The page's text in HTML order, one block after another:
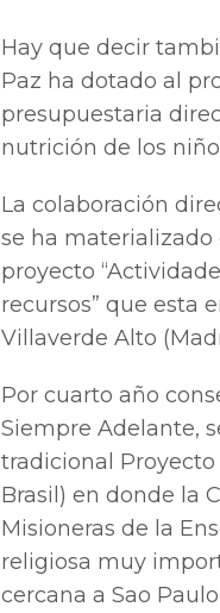
Hay que decir
Paz ha dotado al
presupuestaria
nutrición de los
La colaboración
se ha materializado
proyecto
recursos” que esta
Villaverde Alto
Por cuarto año
Siempre Adelante,
tradicional Proyecto
Brasil) en donde la
Misioneras de la
religiosa muy
cercana a Sao